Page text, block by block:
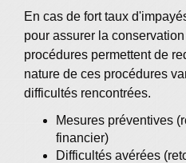
En cas de fort taux
pour assurer la
procédures permettent de
nature de ces procédures
difficultés rencontrées.
Mesures préventives
financier)
Difficultés avérées